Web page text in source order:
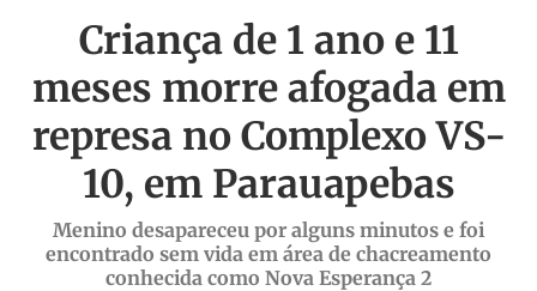
Criança de 1 ano e 11
meses morre afogada em
represa no Complexo VS-
10, em Parauapebas
Menino desapareceu por alguns minutos e foi
encontrado sem vida em área de chacreamento
conhecida como Nova Esperança 2